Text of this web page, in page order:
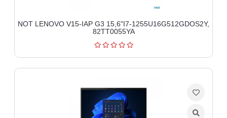
NOT LENOVO V15-IAP G3 15,6"I7-1255U16G512GDOS2Y,
82TT0055YA